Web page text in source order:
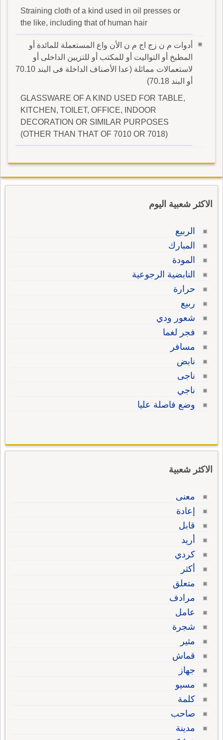
Straining cloth of a kind used in oil presses or
the like, including that of human hair
أدوات م ن زج اج م ن الأن واع المستعملة للمائدة أو
المطبخ أو التواليت أو للمكتب أو للتزيين الداخلى أو
لاستعمالات مماثلة (عدا الأصناف الداخلة فى البند 70.10
أو البند 70.18)
GLASSWARE OF A KIND USED FOR TABLE,
KITCHEN, TOILET, OFFICE, INDOOR
DECORATION OR SIMILAR PURPOSES
(OTHER THAN THAT OF 7010 OR 7018)
الاكثر شعبية اليوم
الربيع
المبارك
المودة
النابضية الرجوعية
حرارة
ربيع
شعور ودي
فجر لغما
مسافر
نابض
ناجى
ناجي
وضع فاصلة عليا
الاكثر شعبية
معنى
إعادة
قابل
أريد
كردي
أكثر
متعلق
مرادف
عامل
شجرة
مثير
قماش
جهاز
مسيو
كلمة
صاحب
مدينة